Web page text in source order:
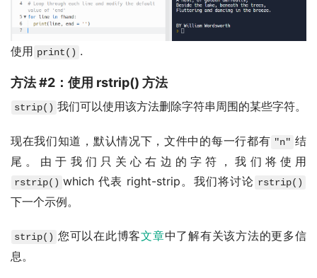
使用 print() .
方法 #2：使用 rstrip() 方法
strip() 我们可以使用该方法删除字符串周围的某些字符。
现在我们知道，默认情况下，文件中的每一行都有 "n" 结
尾。由于我们只关心右边的字符，我们将使用
rstrip() which 代表 right-strip。我们将讨论 rstrip()
下一个示例。
strip() 您可以在此博客文章中了解有关该方法的更多信
息。